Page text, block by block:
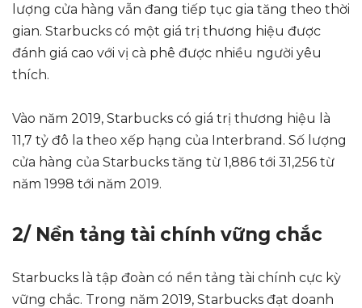
lượng cửa hàng vẫn đang tiếp tục gia tăng theo thời
gian. Starbucks có một giá trị thương hiệu được
đánh giá cao với vị cà phê được nhiều người yêu
thích.
Vào năm 2019, Starbucks có giá trị thương hiệu là
11,7 tỷ đô la theo xếp hạng của Interbrand. Số lượng
cửa hàng của Starbucks tăng từ 1,886 tới 31,256 từ
năm 1998 tới năm 2019.
2/ Nền tảng tài chính vững chắc
Starbucks là tập đoàn có nền tảng tài chính cực kỳ
vững chắc. Trong năm 2019, Starbucks đạt doanh